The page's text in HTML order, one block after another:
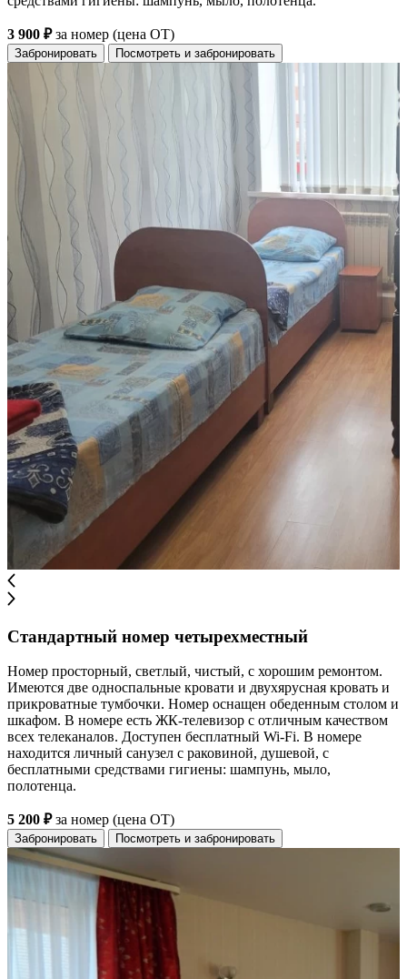
3 900 ₽за номер (цена ОТ)
Забронировать Посмотреть и забронировать
Стандартный номер четырехместный
Номер просторный, светлый, чистый, с хорошим ремонтом.
Имеются две односпальные кровати и двухярусная кровать и
прикроватные тумбочки. Номер оснащен обеденным столом и
шкафом. В номере есть ЖК-телевизор с отличным качеством
всех телеканалов. Доступен бесплатный Wi-Fi. В номере
находится личный санузел с раковиной, душевой, с
бесплатными средствами гигиены: шампунь, мыло,
полотенца.
5 200 ₽за номер (цена ОТ)
Забронировать Посмотреть и забронировать